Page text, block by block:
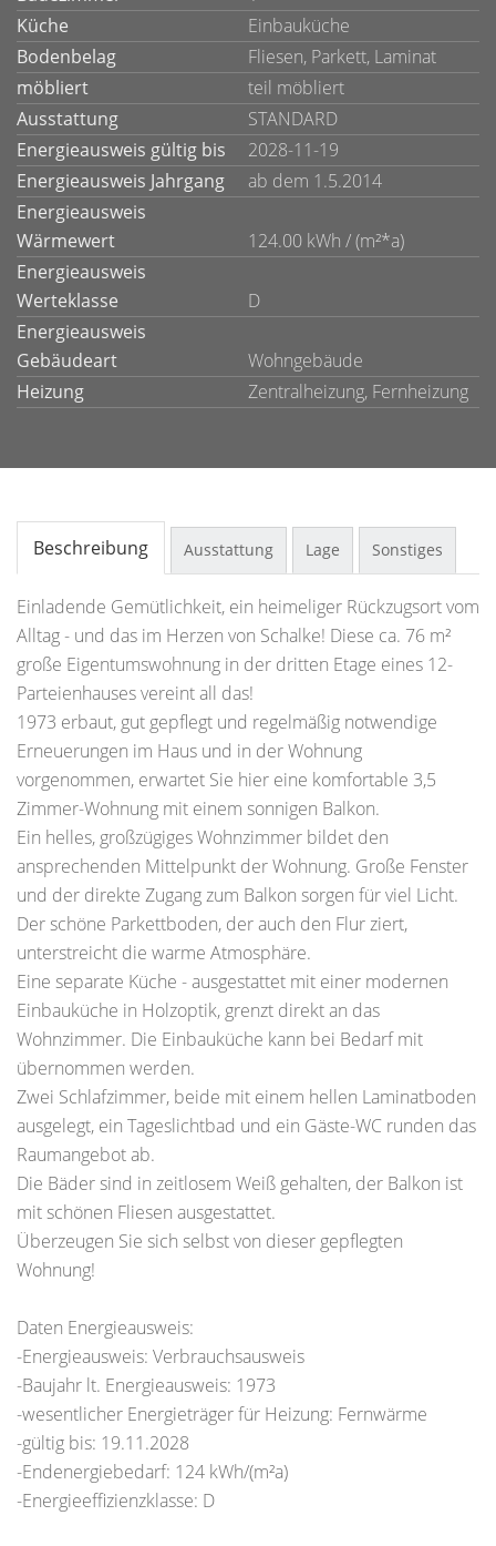
Küche
Einbauküche
Bodenbelag
Fliesen, Parkett, Laminat
möbliert
teil möbliert
Ausstattung
STANDARD
Energieausweis gültig bis
2028-11-19
Energieausweis Jahrgang
ab dem 1.5.2014
Energieausweis
Wärmewert
124.00 kWh / (m²*a)
Energieausweis
Werteklasse
D
Energieausweis
Gebäudeart
Wohngebäude
Heizung
Zentralheizung, Fernheizung
Beschreibung Ausstattung Lage Sonstiges
Einladende Gemütlichkeit, ein heimeliger Rückzugsort vom
Alltag - und das im Herzen von Schalke! Diese ca. 76 m²
große Eigentumswohnung in der dritten Etage eines 12-
Parteienhauses vereint all das!
1973 erbaut, gut gepflegt und regelmäßig notwendige
Erneuerungen im Haus und in der Wohnung
vorgenommen, erwartet Sie hier eine komfortable 3,5
Zimmer-Wohnung mit einem sonnigen Balkon.
Ein helles, großzügiges Wohnzimmer bildet den
ansprechenden Mittelpunkt der Wohnung. Große Fenster
und der direkte Zugang zum Balkon sorgen für viel Licht.
Der schöne Parkettboden, der auch den Flur ziert,
unterstreicht die warme Atmosphäre.
Eine separate Küche - ausgestattet mit einer modernen
Einbauküche in Holzoptik, grenzt direkt an das
Wohnzimmer. Die Einbauküche kann bei Bedarf mit
übernommen werden.
Zwei Schlafzimmer, beide mit einem hellen Laminatboden
ausgelegt, ein Tageslichtbad und ein Gäste-WC runden das
Raumangebot ab.
Die Bäder sind in zeitlosem Weiß gehalten, der Balkon ist
mit schönen Fliesen ausgestattet.
Überzeugen Sie sich selbst von dieser gepflegten
Wohnung!
Daten Energieausweis:
-Energieausweis: Verbrauchsausweis
-Baujahr lt. Energieausweis: 1973
-wesentlicher Energieträger für Heizung: Fernwärme
-gültig bis: 19.11.2028
-Endenergiebedarf: 124 kWh/(m²a)
-Energieeffizienzklasse: D